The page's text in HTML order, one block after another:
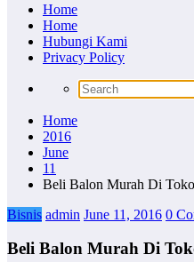
Home
Home
Hubungi Kami
Privacy Policy
Home
2016
June
11
Beli Balon Murah Di
Bisnis admin June 11, 2016 0
Beli Balon Murah Di